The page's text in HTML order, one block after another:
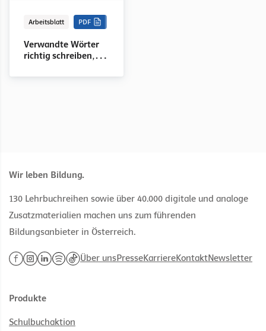
Arbeitsblatt PDF
Verwandte Wörter
richtig schreiben,
Wir leben Bildung.
130 Lehrbuchreihen sowie über 40.000 digitale und analoge
Zusatzmaterialien machen uns zum führenden
Bildungsanbieter in Österreich.
Über unsPresseKarriereKontaktNewsletter
Produkte
Schulbuchaktion